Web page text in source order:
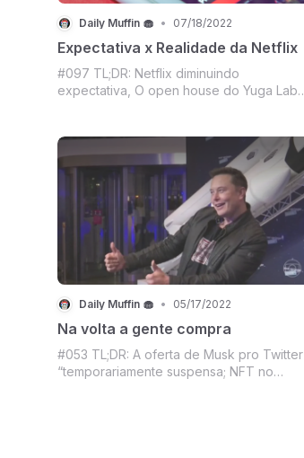
Daily Muffin 🧁 • 07/18/2022
Expectativa x Realidade da Netflix
#097 TL;DR: Netflix diminuindo
expectativa, O open house do Yuga Labs
vídeo viral no YouTube, HBO/HBO Max
lidera indicações ao Emmy, Mercado
Crypto tá dando bom e muito m
Daily Muffin 🧁 • 05/17/2022
Na volta a gente compra
#053 TL;DR: A oferta de Musk pro Twitter
“temporariamente suspensa; NFT no